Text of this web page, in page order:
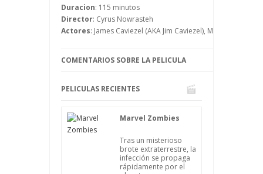
Soraya sería condenada a morir lapidada.
Zahra lo intenta todo para salvarla, pero
como ve que no consigue nada lo
historia se conozca en todo el mundo.
Duracion: 115 minutos
Director: Cyrus Nowrasteh
Actores: James Caviezel (AKA Jim Caviezel), Mozhan
COMENTARIOS SOBRE LA PELICULA
PELICULAS RECIENTES
Marvel Zombies
Tras un misterioso
brote extraterrestre, la
infección se propaga
rápidamente por el